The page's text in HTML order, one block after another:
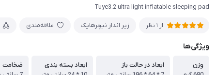
Tuye3.2 ultra light inflatable sleeping pad
از 1 نظر زير انداز نیچرهایک علاقه‌مندی
ویژگی‌ها
وزن
ابعاد در حالت باز
ابعاد بسته بندی
ضخامت